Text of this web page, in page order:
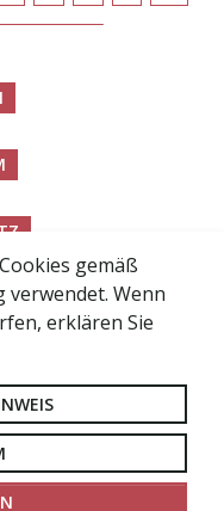
gemäß
Wenn
erklären Sie